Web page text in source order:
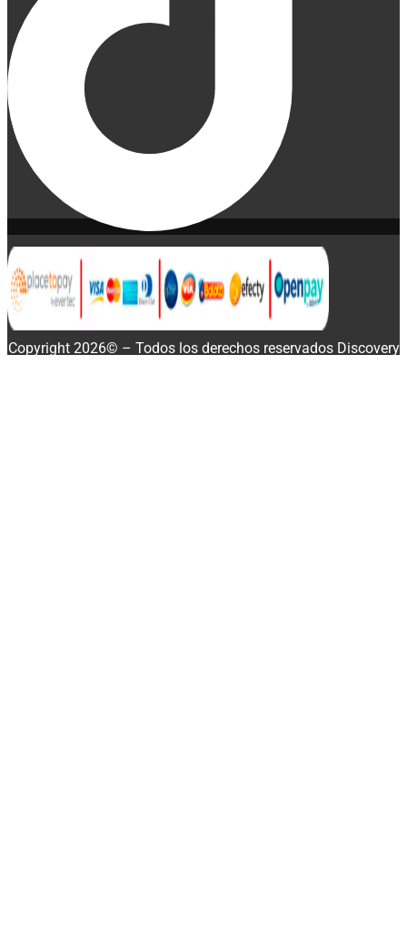
Copyright 2026© – Todos los derechos reservados Discovery